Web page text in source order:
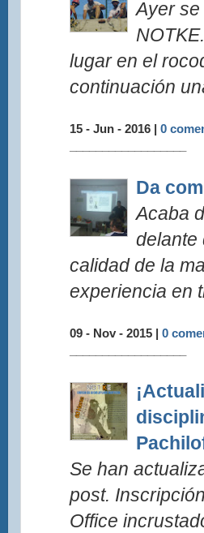
Ayer
lugar en el
continuación
15 - Jun - 2016 | 0
Da
Acaba
delante
calidad de la
experiencia en
09 - Nov - 2015 | 0
Se han
post.
Office